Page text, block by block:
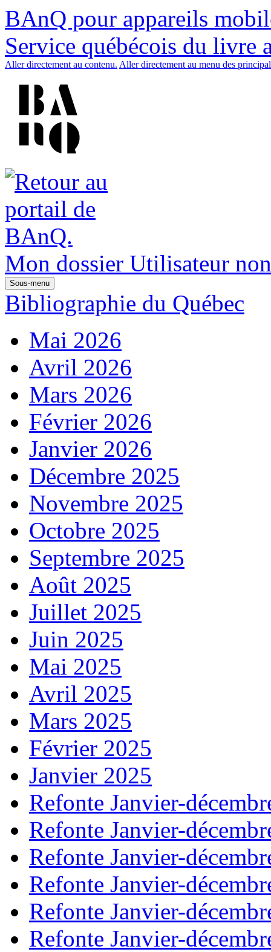
BAnQ pour appareils
Service québécois du livre
Aller directement au contenu. Aller directement au menu des
Mon dossier Utilisateur
Sous-menu
Bibliographie du Québec
Mai 2026
Avril 2026
Mars 2026
Février 2026
Janvier 2026
Décembre 2025
Novembre 2025
Octobre 2025
Septembre 2025
Août 2025
Juillet 2025
Juin 2025
Mai 2025
Avril 2025
Mars 2025
Février 2025
Janvier 2025
Refonte Janvier-
Refonte Janvier-
Refonte Janvier-
Refonte Janvier-
Refonte Janvier-
Refonte Janvier-